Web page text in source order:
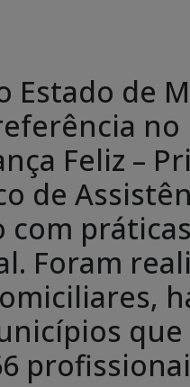
Estado de
Feliz –
de
com
Foram